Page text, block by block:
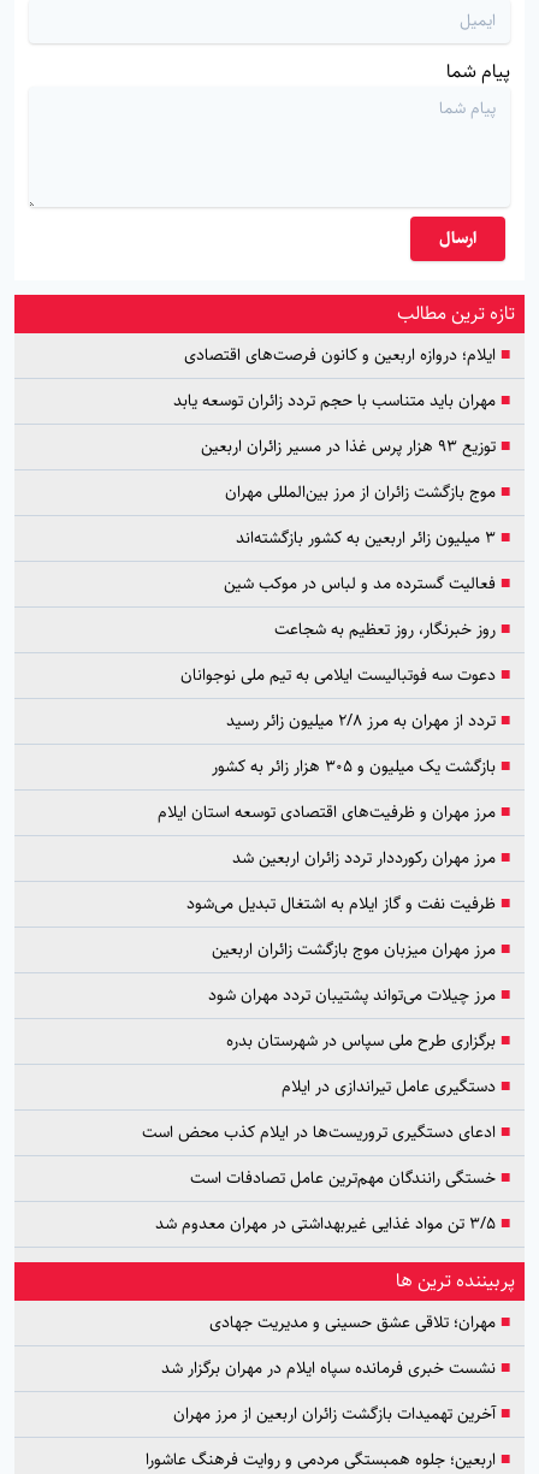
پیام شما
ارسال
تازه ترین مطالب
■ ایلام؛ دروازه اربعین و کانون فرصت‌های اقتصادی
■مهران باید متناسب با حجم تردد زائران توسعه یابد
■توزیع ۹۳ هزار پرس غذا در مسیر زائران اربعین
■موج بازگشت زائران از مرز بین‌المللی مهران
■۳ میلیون زائر اربعین به کشور بازگشته‌اند
■فعالیت گسترده مد و لباس در موکب شین
■روز خبرنگار، روز تعظیم به شجاعت
■دعوت سه فوتبالیست ایلامی به تیم ملی نوجوانان
■تردد از مهران به مرز ۲/۸ میلیون زائر رسید
■بازگشت یک میلیون و ۳۰۵ هزار زائر به کشور
■مرز مهران و ظرفیت‌های اقتصادی توسعه استان ایلام
■مرز مهران رکورددار تردد زائران اربعین شد
■ظرفیت نفت و گاز ایلام به اشتغال تبدیل می‌شود
■مرز مهران میزبان موج بازگشت زائران اربعین
■مرز چیلات می‌تواند پشتیبان تردد مهران شود
■برگزاری طرح ملی سپاس در شهرستان بدره
■دستگیری عامل تیراندازی در ایلام
■ ادعای دستگیری تروریست‌ها در ایلام کذب محض است
■خستگی رانندگان مهم‌ترین عامل تصادفات است
■۳/۵ تن مواد غذایی غیربهداشتی در مهران معدوم شد
پربیننده ترین ها
■مهران؛ تلاقی عشق حسینی و مدیریت جهادی
■نشست خبری فرمانده سپاه ایلام در مهران برگزار شد
■آخرین تهمیدات بازگشت زائران اربعین از مرز مهران
■ اربعین؛ جلوه همبستگی مردمی و روایت فرهنگ عاشورا